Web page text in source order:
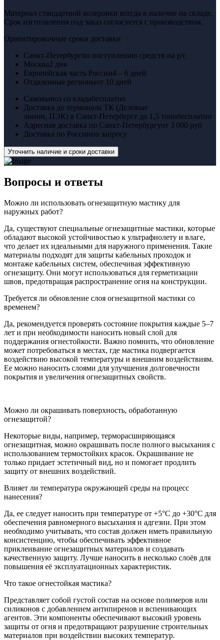
Материал стандартной колеровки всегда в наличие на складе.
Срок изготовления под заказ согласуется с производством.
Ориентировочные сроки доставки
Санкт-Петербургпо поступлению средств на р/с
Москва2 дня
Европейская часть России4 – 6 дней
Отдаленные регионыот 10 дней
Самовывоз со кладабесплатно
Доставка до терминала ТК (Деловые
линии, ПЭК) в Санкт-Петербурге до 1,5 тоннбесплатно
Адресная доставка по Санкт-Петербургуот 3 000 руб
Доставка по Россиипо запросу
Уточнить наличие и сроки доставки
Вопросы и ответы
Можно ли использовать огнезащитную мастику для
наружных работ?
Да, существуют специальные огнезащитные мастики, которые
обладают высокой устойчивостью к ультрафиолету и влаге,
что делает их идеальными для наружного применения. Такие
материалы подходят для защиты кабельных проходок и
монтаже кабельных систем, обеспечивая эффективную
огнезащиту. Они могут использоваться для герметизации
швов, предотвращая распространение огня на конструкции.
Требуется ли обновление слоя огнезащитной мастики со
временем?
Да, рекомендуется проверять состояние покрытия каждые 5–7
лет и при необходимости наносить новый слой для
поддержания огнестойкости. Важно помнить, что обновление
может потребоваться в местах, где мастика подвергается
воздействию высокой температуры и внешним воздействиям.
Ее можно наносить слоями для улучшения долговечности
покрытия и увеличения огнезащитных свойств.
Можно ли окрашивать поверхность, обработанную
огнезащитой?
Некоторые виды, например, терморасширяющаяся
огнезащитная, можно окрашивать после полного высыхания с
использованием термостойких красок. Окрашивание не
только придает эстетичный вид, но и помогает продлить
защиту от внешних воздействий.
Влияет ли температура окружающей среды на процесс
нанесения?
Да, ее следует наносить при температуре от +5°C до +30°C для
обеспечения равномерного высыхания и адгезии. При этом
необходимо учитывать, что состав должен иметь правильную
консистенцию, чтобы обеспечивать эффективное
приклеивание огнезащитных материалов и создавать
качественную защиту. Лучше наносить в несколько слоёв для
повышения её эксплуатационных характеристик.
Что такое огнестойкая мастика?
Представляет собой густой состав на основе полимеров или
силиконов с добавлением антипиренов и вспенивающих
агентов. Эти компоненты обеспечивают высокий уровень
защиты от огня и предотвращают разрушение строительных
материалов при воздействии высоких температур.